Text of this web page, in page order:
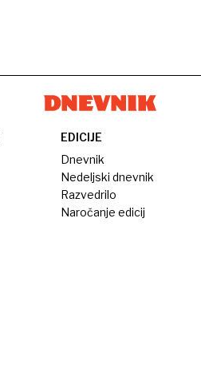
EDICIJE
Dnevnik
Nedeljski dnevnik
Razvedrilo
Naročanje edicij